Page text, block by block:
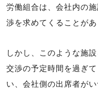
労働組合は、会社内の
渉を求めてくることがあ
しかし、このような施
交渉の予定時間を過ぎ
い、会社側の出席者が